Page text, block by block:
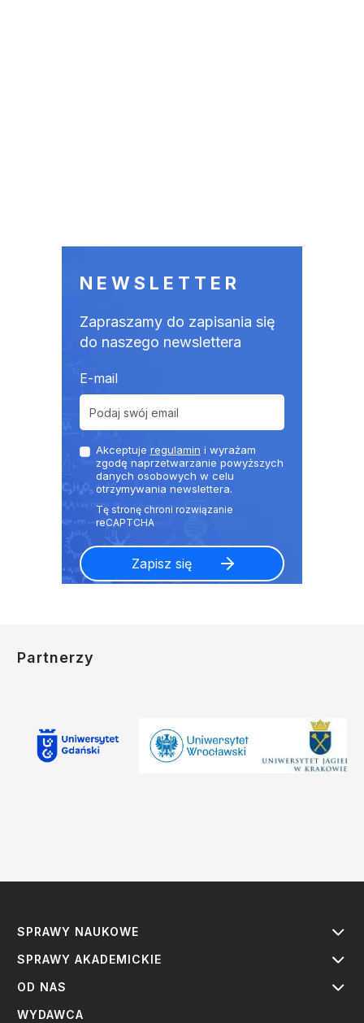
NEWSLETTER
Zapraszamy do zapisania się
do naszego newslettera
E-mail
Akceptuje regulamin i wyrażam
zgodę naprzetwarzanie powyższych
danych osobowych w celu
otrzymywania newslettera.
Partnerzy
SPRAWY NAUKOWE
SPRAWY AKADEMICKIE
OD NAS
WYDAWCA